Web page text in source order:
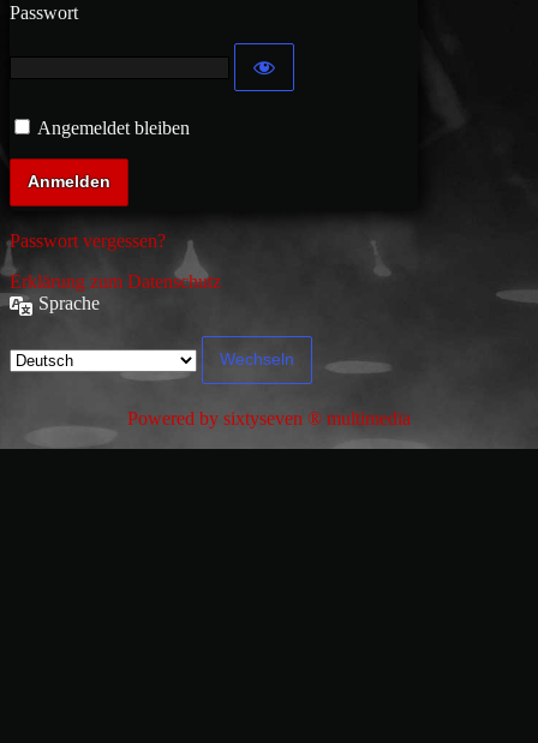
Passwort
Angemeldet bleiben
Passwort vergessen?
Erklärung zum Datenschutz
Sprache
Powered by sixtyseven ® multimedia